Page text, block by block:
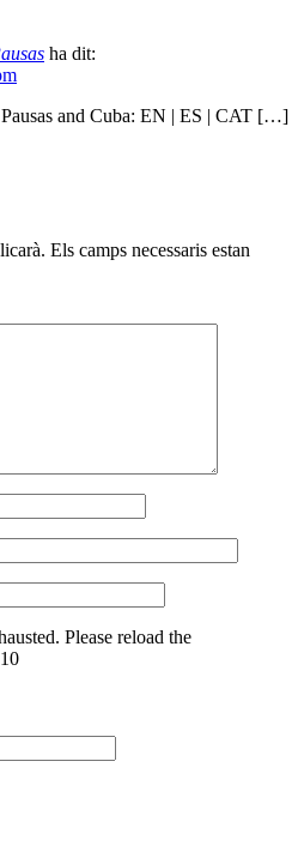
ha dit:
and Cuba: EN | ES | CAT […]
Els camps necessaris estan
Please reload the
10